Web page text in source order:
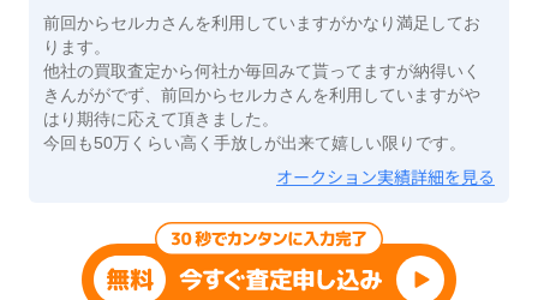
前回からセルカさんを利用していますがかなり満足してお
ります。
他社の買取査定から何社か毎回みて貰ってますが納得いく
きんががでず、前回からセルカさんを利用していますがや
はり期待に応えて頂きました。
今回も50万くらい高く手放しが出来て嬉しい限りです。
オークション実績詳細を見る